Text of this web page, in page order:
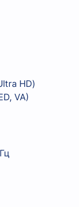
HD)
VA)